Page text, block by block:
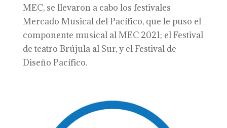
MEC, se llevaron a cabo los festivales
Mercado Musical del Pacífico, que le puso el
componente musical al MEC 2021; el Festival
de teatro Brújula al Sur, y el Festival de
Diseño Pacífico.